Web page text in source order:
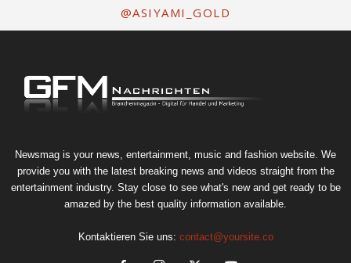
@ASIYAMI_GOLD
Newsmag is your news, entertainment, music and fashion website. We
provide you with the latest breaking news and videos straight from the
entertainment industry. Stay close to see what's new and get ready to be
amazed by the best quality information available.
Kontaktieren Sie uns: contact@yoursite.co